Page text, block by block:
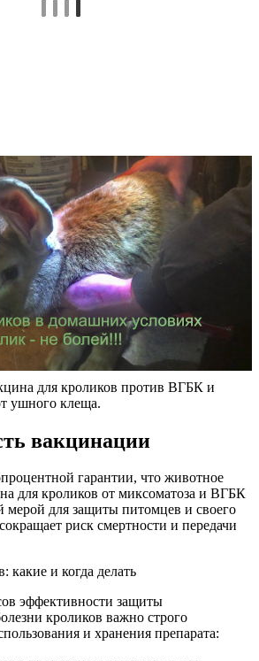
для кроликов против ВГБК и
ушного клеща.
вакцинации
гарантии, что животное
для кроликов от миксоматоза и ВГБК
мерой для защиты питомцев и своего
риск смертности и передачи
какие и когда делать
эффективности защиты
кроликов важно строго
и хранения препарата: